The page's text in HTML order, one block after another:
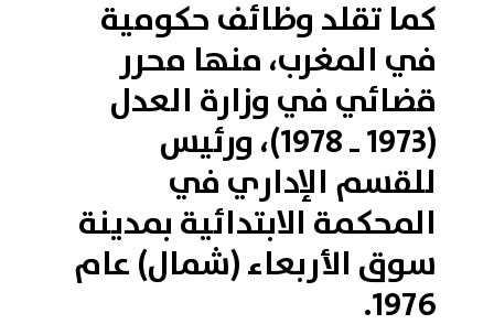
كما تقلد وظائف حكومية
في المغرب، منها محرر
قضائي في وزارة العدل
(1973 ـ 1978)، ورئيس
للقسم الإداري في
المحكمة الابتدائية بمدينة
سوق الأربعاء (شمال) عام
1976.